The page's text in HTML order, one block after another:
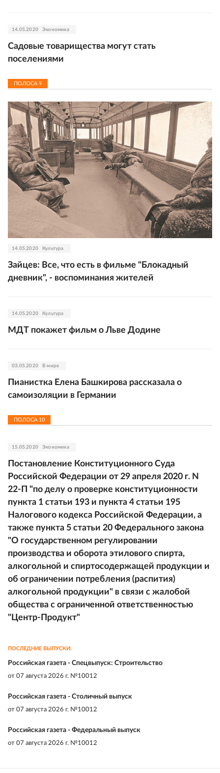
14.05.2020 Экономика
Садовые товарищества могут стать
поселениями
ПОЛОСА 9
14.05.2020 Культура
Зайцев: Все, что есть в фильме "Блокадный
дневник", - воспоминания жителей
14.05.2020 Культура
МДТ покажет фильм о Льве Додине
03.05.2020 В мире
Пианистка Елена Башкирова рассказала о
самоизоляции в Германии
ПОЛОСА 10
15.05.2020 Экономика
Постановление Конституционного Суда
Российской Федерации от 29 апреля 2020 г. N
22-П "по делу о проверке конституционности
пункта 1 статьи 193 и пункта 4 статьи 195
Налогового кодекса Российской Федерации, а
также пункта 5 статьи 20 Федерального закона
"О государственном регулировании
производства и оборота этилового спирта,
алкогольной и спиртосодержащей продукции и
об ограничении потребления (распития)
алкогольной продукции" в связи с жалобой
общества с ограниченной ответственностью
"Центр-Продукт"
ПОСЛЕДНИЕ ВЫПУСКИ:
Российская газета - Спецвыпуск: Строительство
от 07 августа 2026 г. №10012
Российская газета - Столичный выпуск
от 07 августа 2026 г. №10012
Российская газета - Федеральный выпуск
от 07 августа 2026 г. №10012